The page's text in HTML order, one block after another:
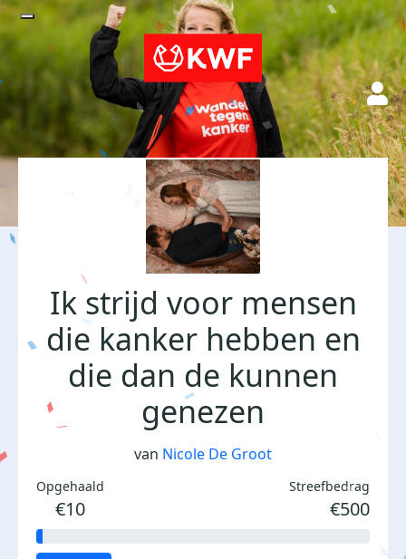
Ik strijd voor mensen
die kanker hebben en
die dan de kunnen
genezen
van Nicole De Groot
Opgehaald
€10
Streefbedrag
€500